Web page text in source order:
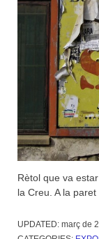
Rètol que va
la Creu. A la
UPDATED: març de